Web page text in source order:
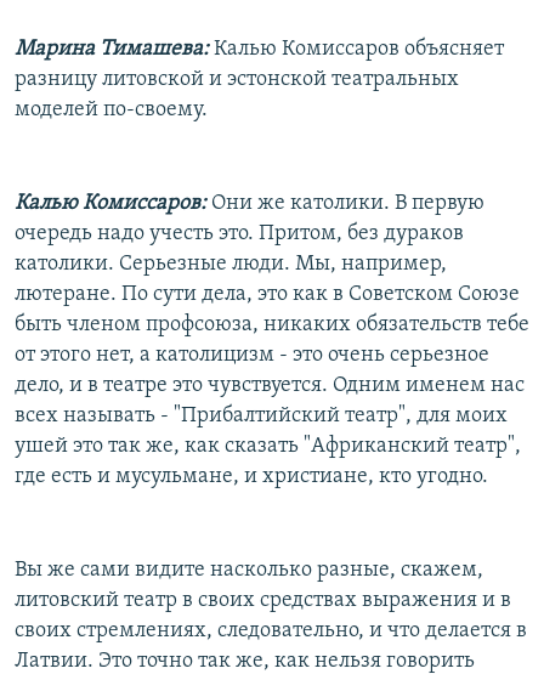
Марина Тимашева:Калью Комиссаров объясняет
разницу литовской и эстонской театральных
моделей по-своему.
Калью Комиссаров:Они же католики. В первую
очередь надо учесть это. Притом, без дураков
католики. Серьезные люди. Мы, например,
лютеране. По сути дела, это как в Советском Союзе
быть членом профсоюза, никаких обязательств тебе
от этого нет, а католицизм - это очень серьезное
дело, и в театре это чувствуется. Одним именем нас
всех называть - "Прибалтийский театр", для моих
ушей это так же, как сказать "Африканский театр",
где есть и мусульмане, и христиане, кто угодно.
Вы же сами видите насколько разные, скажем,
литовский театр в своих средствах выражения и в
своих стремлениях, следовательно, и что делается в
Латвии. Это точно так же, как нельзя говорить